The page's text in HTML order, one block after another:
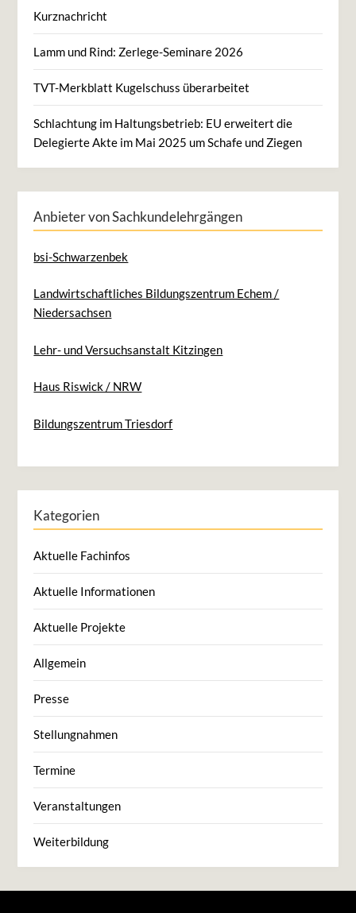
Kurznachricht
Lamm und Rind: Zerlege-Seminare 2026
TVT-Merkblatt Kugelschuss überarbeitet
Schlachtung im Haltungsbetrieb: EU erweitert die
Delegierte Akte im Mai 2025 um Schafe und Ziegen
Anbieter von Sachkundelehrgängen
bsi-Schwarzenbek
Landwirtschaftliches Bildungszentrum Echem /
Niedersachsen
Lehr- und Versuchsanstalt Kitzingen
Haus Riswick / NRW
Bildungszentrum Triesdorf
Kategorien
Aktuelle Fachinfos
Aktuelle Informationen
Aktuelle Projekte
Allgemein
Presse
Stellungnahmen
Termine
Veranstaltungen
Weiterbildung